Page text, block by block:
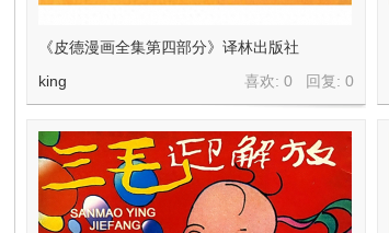
《皮德漫画全集第四部分》译林出版社
喜欢: 0 回复:0
king